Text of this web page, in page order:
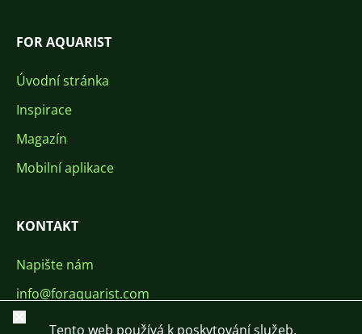
FOR AQUARIST
Úvodní stránka
Inspirace
Magazín
Mobilní aplikace
KONTAKT
Napište nám
info@foraquarist.com
+420 603 449 602
Zavřít
Tento web používá k poskytování služeb,